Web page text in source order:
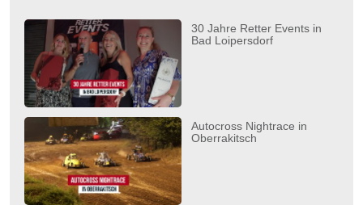
30 Jahre Retter Events in
Bad Loipersdorf
Autocross Nightrace in
Oberrakitsch